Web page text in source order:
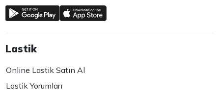
Lastik
Online Lastik Satın Al
Lastik Yorumları